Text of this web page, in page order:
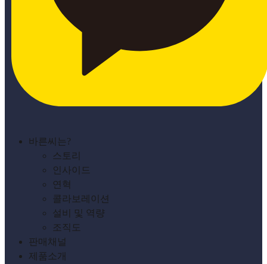
바른씨는?
스토리
인사이드
연혁
콜라보레이션
설비 및 역량
조직도
판매채널
제품소개